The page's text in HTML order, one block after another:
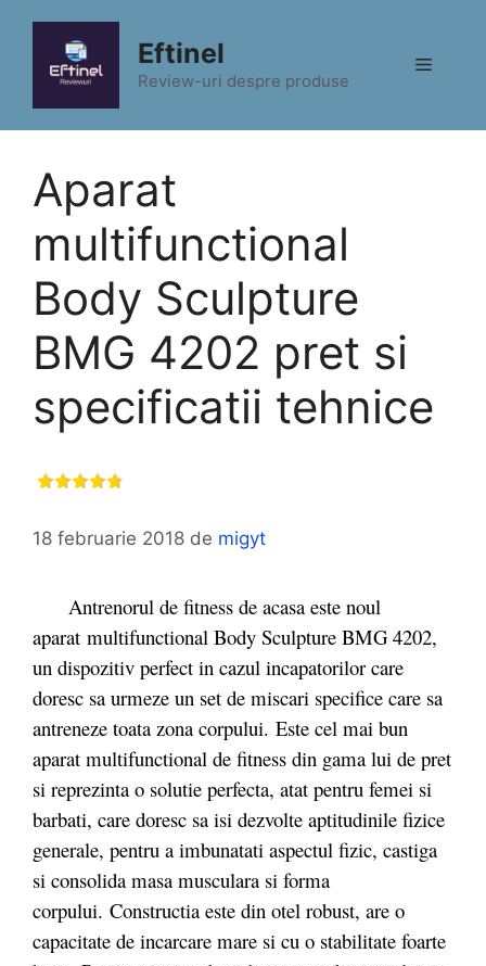
conținut
Eftinel
Review-uri despre produse
Meniu
Aparat
multifunctional
Body Sculpture
BMG 4202 pret si
specificatii tehnice
18 februarie 2018 de migyt
Antrenorul de fitness de acasa este noul
aparat multifunctional Body Sculpture BMG 4202,
un dispozitiv perfect in cazul incapatorilor care
doresc sa urmeze un set de miscari specifice care sa
antreneze toata zona corpului. Este cel mai bun
aparat multifunctional de fitness din gama lui de pret
si reprezinta o solutie perfecta, atat pentru femei si
barbati, care doresc sa isi dezvolte aptitudinile fizice
generale, pentru a imbunatati aspectul fizic, castiga
si consolida masa musculara si forma
corpului. Constructia este din otel robust, are o
capacitate de incarcare mare si cu o stabilitate foarte